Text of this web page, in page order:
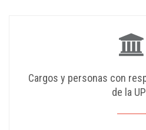
Cargos y personas con
de la